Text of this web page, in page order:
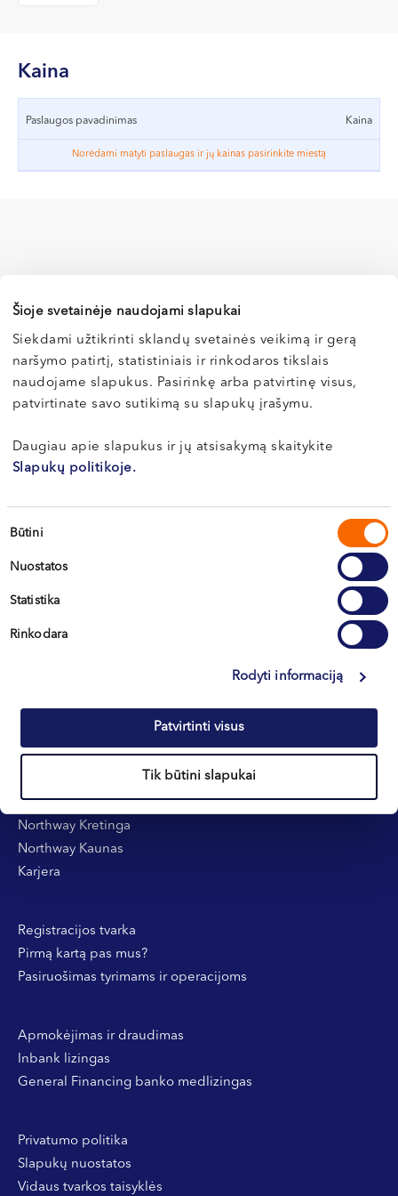
Šioje svetainėje naudojami slapukai
Siekdami užtikrinti sklandų svetainės veikimą ir gerą
naršymo patirtį, statistiniais ir rinkodaros tikslais
naudojame slapukus. Pasirinkę arba patvirtinę visus,
patvirtinate savo sutikimą su slapukų įrašymu.
Daugiau apie slapukus ir jų atsisakymą skaitykite
Slapukų politikoje.
Sutikimo
Būtini
Nuostatos
Statistika
Rinkodara
Rodyti informaciją
Patvirtinti visus
Tik būtini slapukai
VII --
I-V 08:00 - 20:00
VI, VII --
Naujoji Uosto g. 9
Darbo laikas:
I-V 08:00 - 20:00
VI, VII --
Kaina
Paslaugos pavadinimas Kaina
Norėdami matyti paslaugas ir jų kainas pasirinkite miestą
Vilnius
Kaunas
Kretinga
Kontaktai ir rekvizitai
Northway Klaipėda
Northway Kretinga
Northway Kaunas
Karjera
Registracijos tvarka
Pirmą kartą pas mus?
Pasiruošimas tyrimams ir operacijoms
Apmokėjimas ir draudimas
Inbank lizingas
General Financing banko medlizingas
Privatumo politika
Slapukų nuostatos
Vidaus tvarkos taisyklės